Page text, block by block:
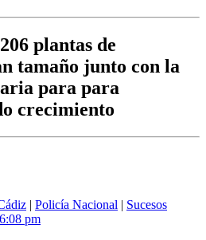
plantas de
tamaño junto con la
para para
crecimiento
| Policía Nacional | Sucesos
pm